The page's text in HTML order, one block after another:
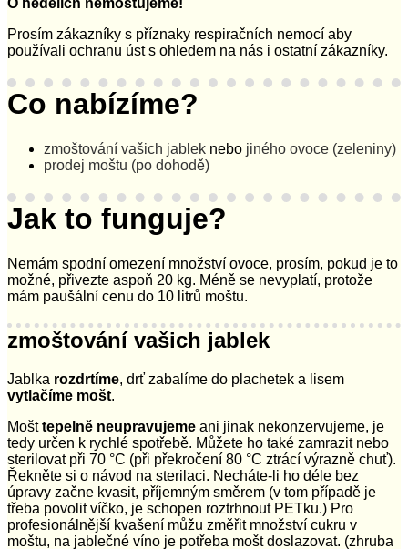
O nedělích nemoštujeme!
Prosím zákazníky s příznaky respiračních nemocí aby
používali ochranu úst s ohledem na nás i ostatní zákazníky.
Co nabízíme?
zmoštování vašich jablek nebo jiného ovoce (zeleniny)
prodej moštu (po dohodě)
Jak to funguje?
Nemám spodní omezení množství ovoce, prosím, pokud je to
možné, přivezte aspoň 20 kg. Méně se nevyplatí, protože
mám paušální cenu do 10 litrů moštu.
zmoštování vašich jablek
Jablka rozdrtíme, drť zabalíme do plachetek a lisem
vytlačíme mošt.
Mošttepelně neupravujeme ani jinak nekonzervujeme, je
tedy určen k rychlé spotřebě. Můžete ho také zamrazit nebo
sterilovat při 70 °C (při překročení 80 °C ztrácí výrazně chuť).
Řekněte si o návod na sterilaci. Necháte-li ho déle bez
úpravy začne kvasit, příjemným směrem (v tom případě je
třeba povolit víčko, je schopen roztrhnout PETku.) Pro
profesionálnější kvašení můžu změřit množství cukru v
moštu, na jablečné víno je potřeba mošt doslazovat. (zhruba